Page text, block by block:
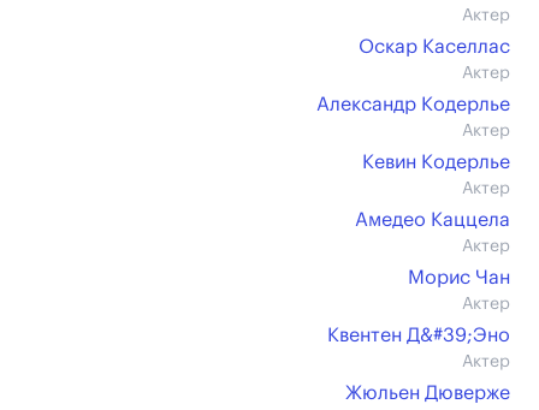
Актер
Оскар Каселлас
Актер
Александр Кодерлье
Актер
Кевин Кодерлье
Актер
Амедео Каццела
Актер
Морис Чан
Актер
Квентен Д&#39;Эно
Актер
Жюльен Дюверже